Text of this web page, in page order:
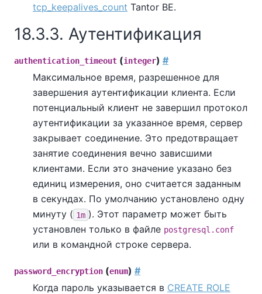
tcp_keepalives_count Tantor BE.
18.3.3. Аутентификация
authentication_timeout (integer) #
Максимальное время, разрешенное для
завершения аутентификации клиента. Если
потенциальный клиент не завершил протокол
аутентификации за указанное время, сервер
закрывает соединение. Это предотвращает
занятие соединения вечно зависшими
клиентами. Если это значение указано без
единиц измерения, оно считается заданным
в секундах. По умолчанию установлено одну
минуту ( 1m ). Этот параметр может быть
установлен только в файле postgresql.conf
или в командной строке сервера.
password_encryption (enum) #
Когда пароль указывается в CREATE ROLE